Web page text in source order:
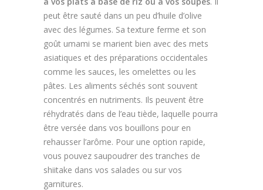
peut être sauté dans un peu d’huile d’olive
avec des légumes. Sa texture ferme et son
goût umami se marient bien avec des mets
asiatiques et des préparations occidentales
comme les sauces, les omelettes ou les
pâtes. Les aliments séchés sont souvent
concentrés en nutriments. Ils peuvent être
réhydratés dans de l’eau tiède, laquelle pourra
être versée dans vos bouillons pour en
rehausser l’arôme. Pour une option rapide,
vous pouvez saupoudrer des tranches de
shiitake dans vos salades ou sur vos
garnitures.